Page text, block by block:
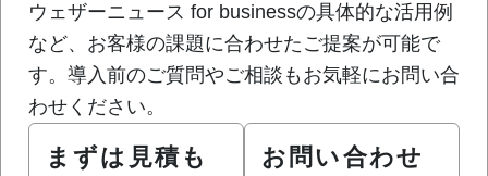
ウェザーニュース for businessの具体的な活用例
など、お客様の課題に合わせたご提案が可能で
す。導入前のご質問やご相談もお気軽にお問い合
わせください。
まずは見積も
お問い合わせ